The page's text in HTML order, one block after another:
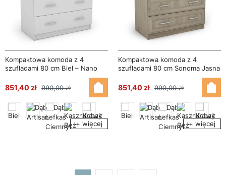
Kompaktowa komoda z 4
szufladami 80 cm Biel – Nano
851,40 zł 990,00 zł
+ więcej
Kompaktowa komoda z 4
szufladami 80 cm Sonoma Jasna
851,40 zł 990,00 zł
+ więcej